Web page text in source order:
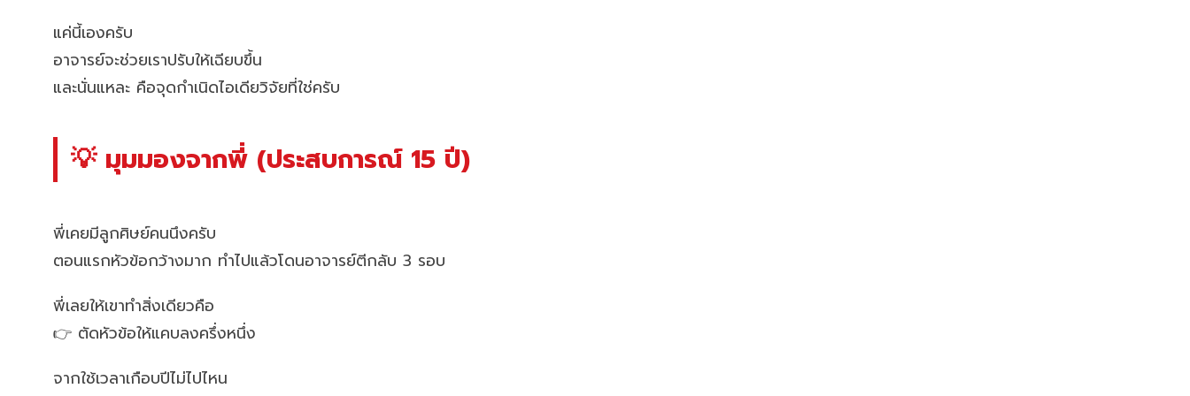
แค่นี้เองครับ
อาจารย์จะช่วยเราปรับให้เฉียบขึ้น
และนั่นแหละ คือจุดกำเนิดไอเดียวิจัยที่ใช่ครับ
💡 มุมมองจากพี่ (ประสบการณ์ 15 ปี)
พี่เคยมีลูกศิษย์คนนึงครับ
ตอนแรกหัวข้อกว้างมาก ทำไปแล้วโดนอาจารย์ตีกลับ 3 รอบ
พี่เลยให้เขาทำสิ่งเดียวคือ
👉 ตัดหัวข้อให้แคบลงครึ่งหนึ่ง
จากใช้เวลาเกือบปีไม่ไปไหน